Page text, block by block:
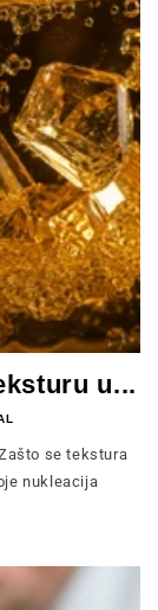
u...
se tekstura
nukleacija